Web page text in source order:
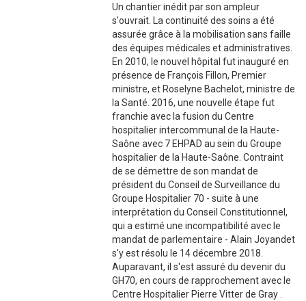
Un chantier inédit par son ampleur
s'ouvrait. La continuité des soins a été
assurée grâce à la mobilisation sans faille
des équipes médicales et administratives.
En 2010, le nouvel hôpital fut inauguré en
présence de François Fillon, Premier
ministre, et Roselyne Bachelot, ministre de
la Santé. 2016, une nouvelle étape fut
franchie avec la fusion du Centre
hospitalier intercommunal de la Haute-
Saône avec 7 EHPAD au sein du Groupe
hospitalier de la Haute-Saône. Contraint
de se démettre de son mandat de
président du Conseil de Surveillance du
Groupe Hospitalier 70 - suite à une
interprétation du Conseil Constitutionnel,
qui a estimé une incompatibilité avec le
mandat de parlementaire - Alain Joyandet
s'y est résolu le 14 décembre 2018.
Auparavant, il s'est assuré du devenir du
GH70, en cours de rapprochement avec le
Centre Hospitalier Pierre Vitter de Gray .